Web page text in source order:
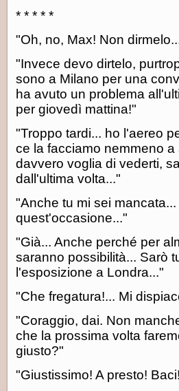
* * * * *
"Oh, no, Max! Non
"Invece devo dirtelo,
sono a Milano per una
ha avuto un problema
per giovedì mattina!"
"Troppo tardi... ho l'aereo
ce la facciamo nemmeno
davvero voglia di vederti,
dall'ultima volta..."
"Anche tu mi sei
quest'occasione..."
"Già... Anche perché per
saranno possibilità... Sarò
l'esposizione a Londra..."
"Che fregatura!... Mi
"Coraggio, dai. Non
che la prossima volta
giusto?"
"Giustissimo! A presto!